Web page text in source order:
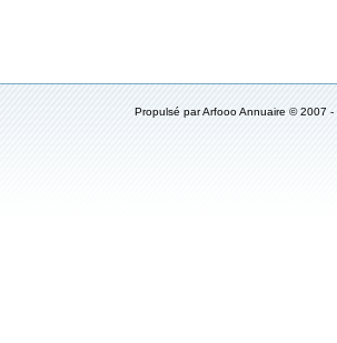
Propulsé parArfooo Annuaire © 2007